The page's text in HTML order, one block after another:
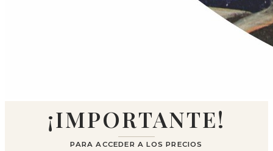
¡IMPORTANTE!
PARA ACCEDER A LOS PRECIOS